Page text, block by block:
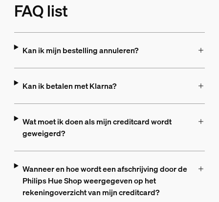
FAQ list
Kan ik mijn bestelling annuleren?
Kan ik betalen met Klarna?
Wat moet ik doen als mijn creditcard wordt
geweigerd?
Wanneer en hoe wordt een afschrijving door de
Philips Hue Shop weergegeven op het
rekeningoverzicht van mijn creditcard?